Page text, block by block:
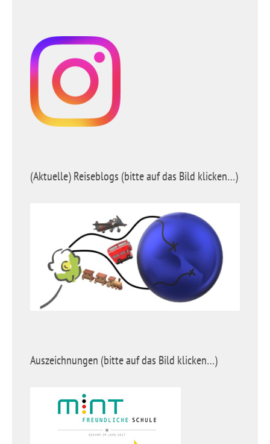
(Aktuelle) Reiseblogs (bitte auf das Bild klicken…)
Auszeichnungen (bitte auf das Bild klicken…)